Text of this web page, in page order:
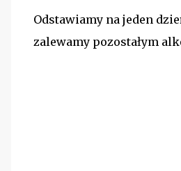
Odstawiamy na jeden
zalewamy pozostałym